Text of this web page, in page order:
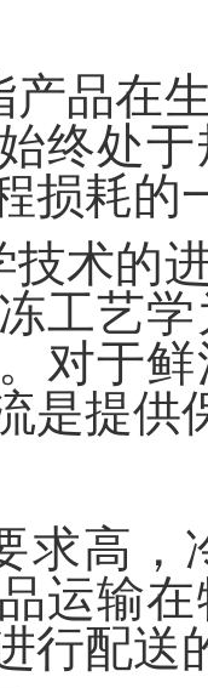
产品在
终处
损耗的
技术的
工艺
对于
是提供
求高，
运输
行配送